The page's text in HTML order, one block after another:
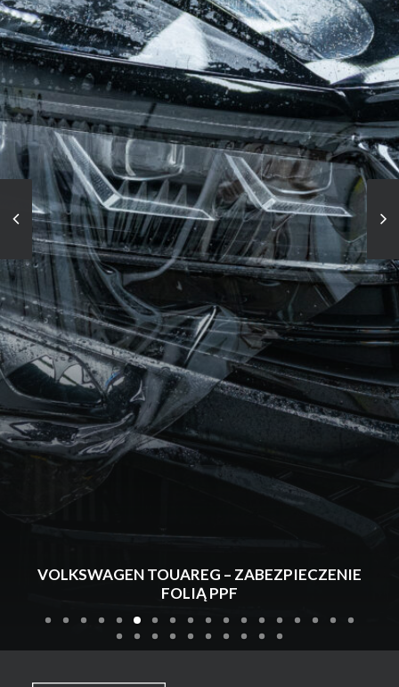
VOLKSWAGEN TOUAREG – ZABEZPIECZENIE
FOLIĄ PPF